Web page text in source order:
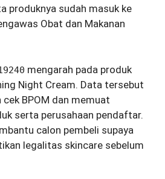
produknya sudah masuk ke
Obat dan Makanan
mengarah pada produk
Night Cream. Data tersebut
BPOM dan memuat
serta perusahaan pendaftar.
calon pembeli supaya
legalitas skincare sebelum